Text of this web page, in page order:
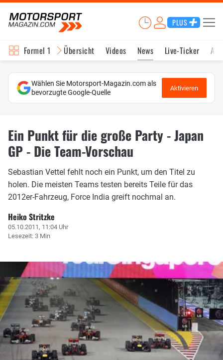
PLUS
Formel 1 Übersicht Videos News Live-Ticker
Wählen Sie Motorsport-Magazin.com als
bevorzugte Google-Quelle
Aktivieren
Ein Punkt für die große Party - Japan
GP - Die Team-Vorschau
Sebastian Vettel fehlt noch ein Punkt, um den Titel zu
holen. Die meisten Teams testen bereits Teile für das
2012er-Fahrzeug, Force India greift nochmal an.
Heiko Stritzke
05.10.2011, 11:04 Uhr
Lesezeit: 3 Min